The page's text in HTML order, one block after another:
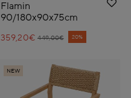
Flamin
90/180x90x75cm
Price reduced from
449,00€
to 20%
359,20€
NEW